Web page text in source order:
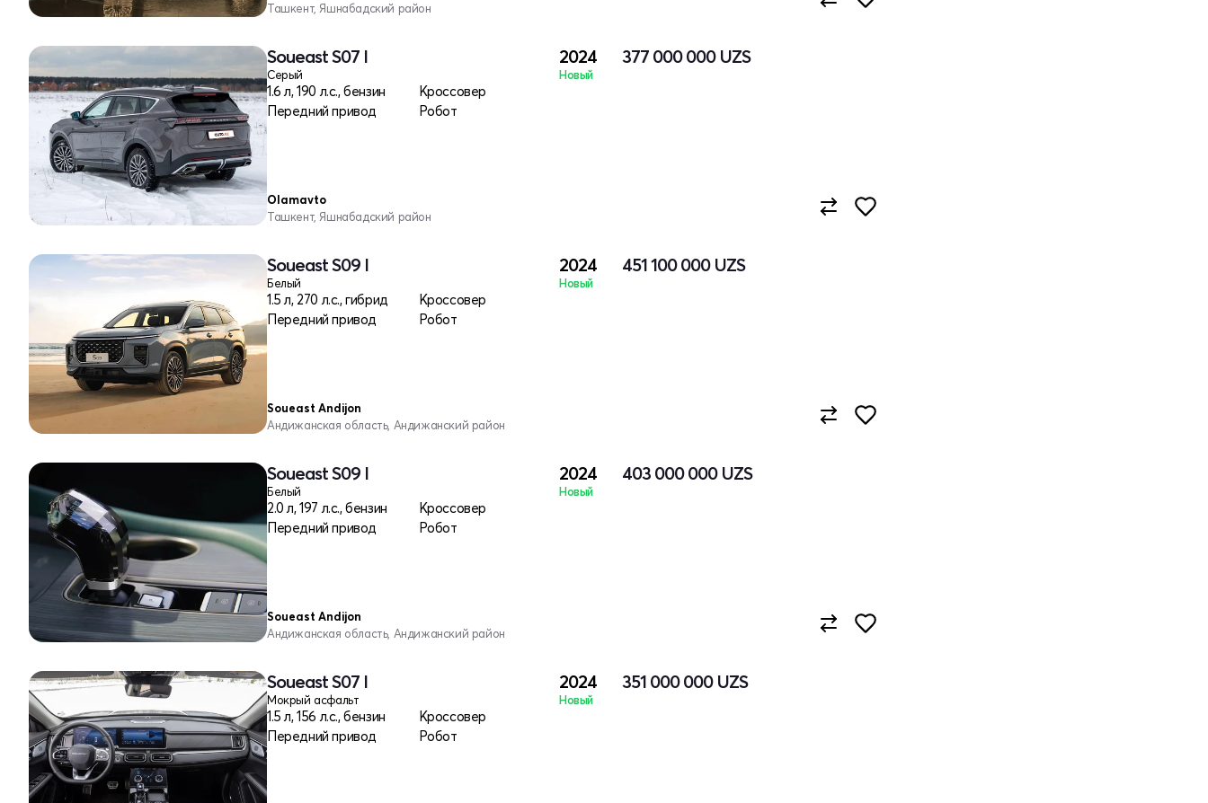
Ташкент, Яшнабадский район
Soueast S07 I
Серый
1.6 л, 190 л.с., бензин
Кроссовер
Передний привод
Робот
2024
Новый
377 000 000 UZS
Olamavto
Ташкент, Яшнабадский район
Soueast S09 I
Белый
1.5 л, 270 л.с., гибрид
Кроссовер
Передний привод
Робот
2024
Новый
451 100 000 UZS
Soueast Andijon
Андижанская область, Андижанский район
Soueast S09 I
Белый
2.0 л, 197 л.с., бензин
Кроссовер
Передний привод
Робот
2024
Новый
403 000 000 UZS
Soueast Andijon
Андижанская область, Андижанский район
Soueast S07 I
Мокрый асфальт
1.5 л, 156 л.с., бензин
Кроссовер
Передний привод
Робот
2024
Новый
351 000 000 UZS